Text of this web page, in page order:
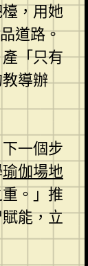
，用她
道路。
「只有
導辦
一個步
瑜伽場地
。」推
能，立